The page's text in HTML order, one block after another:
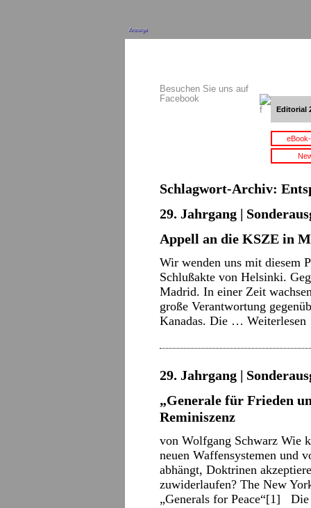
Anzeige
Besuchen Sie uns auf
Facebook
Editorial
Schlagwort-Archiv:
29. Jahrgang |
Appell an die KSZE in
Wir wenden uns mit diesem
Schlußakte von Helsinki.
Madrid. In einer Zeit
große Verantwortung
Kanadas. Die … Weiterlesen
29. Jahrgang |
„Generale für Frieden
Reminiszenz
von Wolfgang Schwarz Wie
neuen Waffensystemen und
abhängt, Doktrinen
zuwiderlaufen? The New
„Generals for Peace“[1]